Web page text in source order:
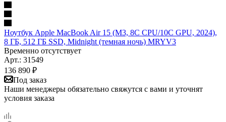
Ноутбук Apple MacBook Air 15 (M3, 8C CPU/10C GPU, 2024),
8 ГБ, 512 ГБ SSD, Midnight (темная ночь) MRYV3
Временно отсутствует
Арт.: 31549
136 890 ₽
Под заказ
Наши менеджеры обязательно свяжутся с вами и уточнят
условия заказа